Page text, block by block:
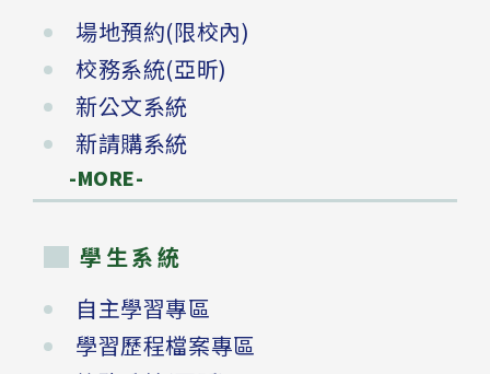
場地預約(限校內)
校務系統(亞昕)
新公文系統
新請購系統
-MORE-
學生系統
自主學習專區
學習歷程檔案專區